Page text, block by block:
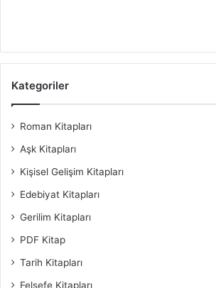
Kategoriler
Roman Kitapları
Aşk Kitapları
Kişisel Gelişim Kitapları
Edebiyat Kitapları
Gerilim Kitapları
PDF Kitap
Tarih Kitapları
Felsefe Kitapları